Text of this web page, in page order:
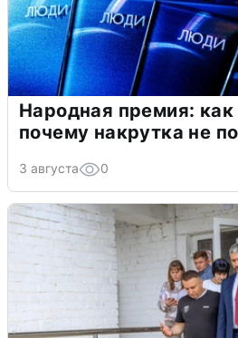
Народная премия: как
почему накрутка не
3 августа 0